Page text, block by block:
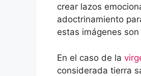
crear lazos
adoctrinamiento
estas imágenes
En el caso de la
considerada tierra